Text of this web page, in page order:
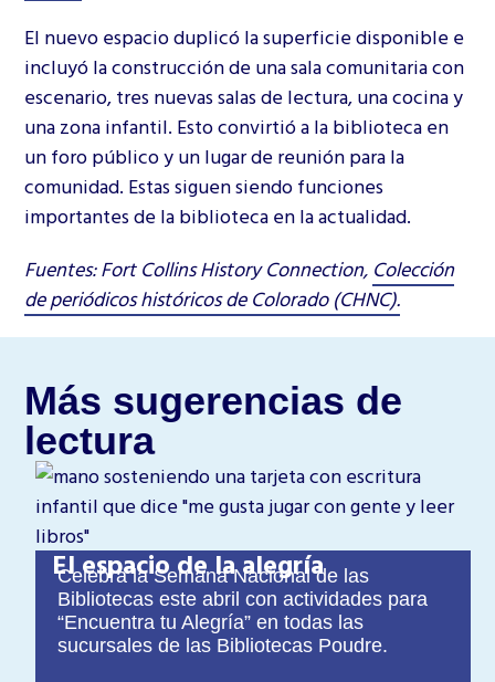
El nuevo espacio duplicó la superficie disponible e
incluyó la construcción de una sala comunitaria con
escenario, tres nuevas salas de lectura, una cocina y
una zona infantil. Esto convirtió a la biblioteca en
un foro público y un lugar de reunión para la
comunidad. Estas siguen siendo funciones
importantes de la biblioteca en la actualidad.
Fuentes: Fort Collins History Connection, Colección
de periódicos históricos de Colorado (CHNC).
Más sugerencias de
lectura
El espacio de la alegría
Celebra la Semana Nacional de las
Bibliotecas este abril con actividades para
“Encuentra tu Alegría” en todas las
sucursales de las Bibliotecas Poudre.